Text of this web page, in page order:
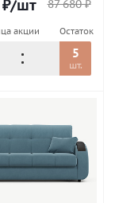
₽/шт 87 680₽
акции Остаток
5
шт.